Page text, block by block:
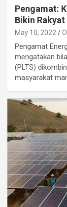
Pengamat:
Bikin
May 10, 2022
Pengamat
mengatakan
(PLTS)
masyarakat